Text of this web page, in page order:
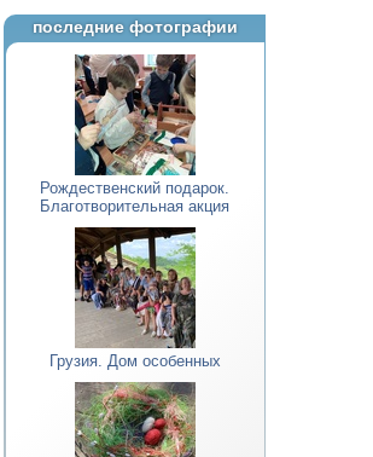
последние фотографии
Рождественский подарок.
Благотворительная акция
Грузия. Дом особенных